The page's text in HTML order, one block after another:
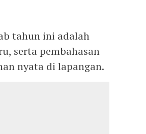
tahun ini adalah
serta pembahasan
nyata di lapangan.